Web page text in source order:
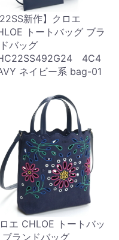
22SS新作】クロエ
トートバッグ ブラ
バッグ
4C4
ネイビー系 bag-01
エ CHLOE トートバッ
ブランドバッグ